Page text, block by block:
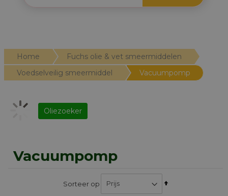
Home
Fuchs olie & vet smeermiddelen
Voedselveilig smeermiddel
Vacuumpomp
Vacuumpomp
Sorteer op
Van
Oliezoeker